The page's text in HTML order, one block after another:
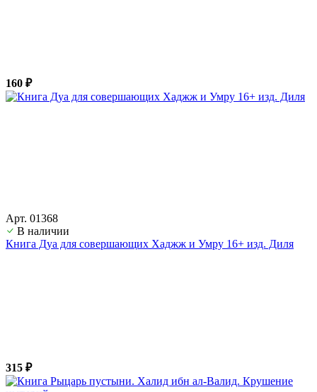
160 ₽
Арт. 01368
В наличии
Книга Дуа для совершающих Хаджж и Умру 16+ изд. Диля
315 ₽